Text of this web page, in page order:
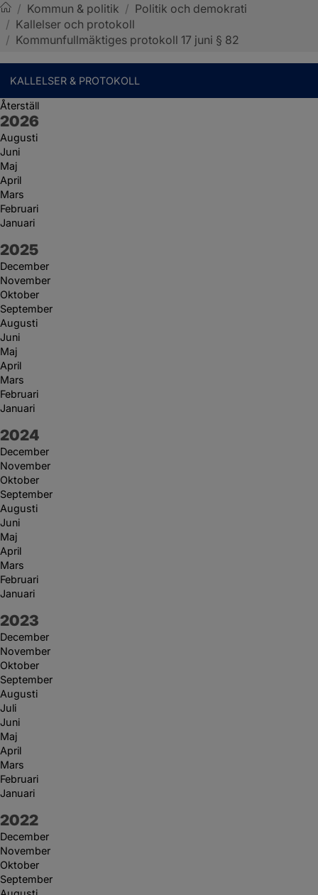
Sotenäs kommun
/ Kommun & politik / Politik och demokrati
/ Kallelser och protokoll
/ Kommunfullmäktiges protokoll 17 juni § 82
KALLELSER & PROTOKOLL
Återställ
År:
2026
Augusti
Juni
Maj
April
Mars
Februari
Januari
År:
2025
December
November
Oktober
September
Augusti
Juni
Maj
April
Mars
Februari
Januari
År:
2024
December
November
Oktober
September
Augusti
Juni
Maj
April
Mars
Februari
Januari
År:
2023
December
November
Oktober
September
Augusti
Juli
Juni
Maj
April
Mars
Februari
Januari
År:
2022
December
November
Oktober
September